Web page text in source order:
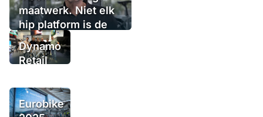
maatwerk. Niet elk
hip platform is de
oplossing
Dynamo
Retail
voegt
urbanmerk
Eurobike